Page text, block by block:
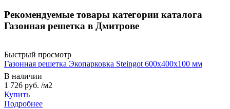
Рекомендуемые товары категории каталога
Газонная решетка в Дмитрове
Быстрый просмотр
Газонная решетка Экопарковка Steingot 600x400x100 мм
В наличии
1 726 руб. /м2
Купить
Подробнее